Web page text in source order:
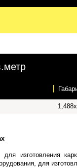
для изготовления
для